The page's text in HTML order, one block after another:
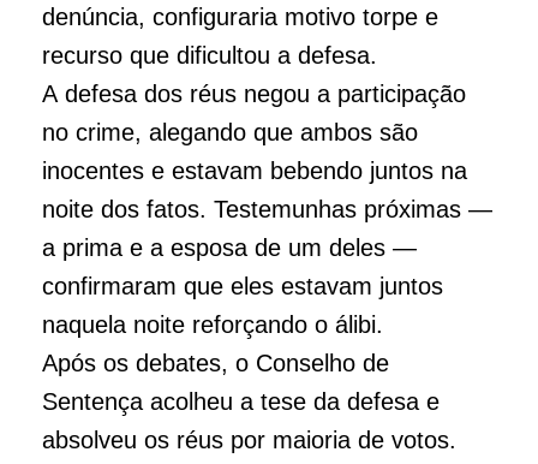
denúncia, configuraria motivo torpe e
recurso que dificultou a defesa.
A defesa dos réus negou a participação
no crime, alegando que ambos são
inocentes e estavam bebendo juntos na
noite dos fatos. Testemunhas próximas —
a prima e a esposa de um deles —
confirmaram que eles estavam juntos
naquela noite reforçando o álibi.
Após os debates, o Conselho de
Sentença acolheu a tese da defesa e
absolveu os réus por maioria de votos.